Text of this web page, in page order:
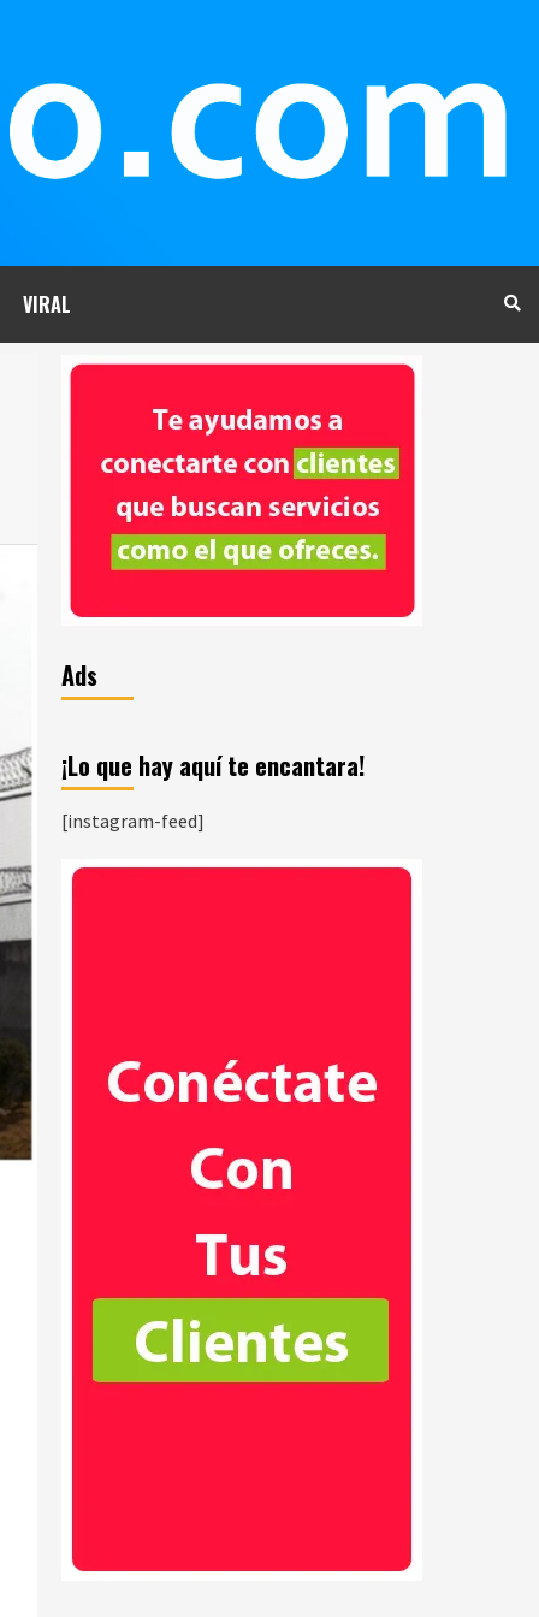
VIRAL
Ads
¡Lo que hay aquí te encantara!
[instagram-feed]